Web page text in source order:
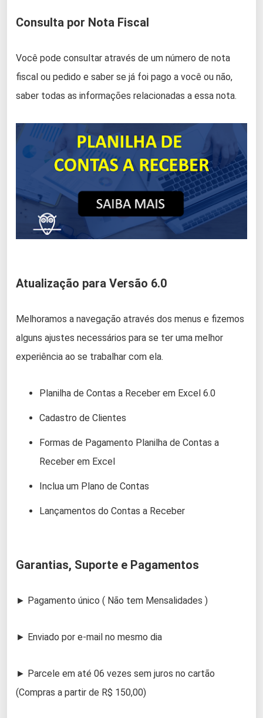
Consulta por Nota Fiscal
Você pode consultar através de um número de nota
fiscal ou pedido e saber se já foi pago a você ou não,
saber todas as informações relacionadas a essa nota.
Atualização para Versão 6.0
Melhoramos a navegação através dos menus e fizemos
alguns ajustes necessários para se ter uma melhor
experiência ao se trabalhar com ela.
Planilha de Contas a Receber em Excel 6.0
Cadastro de Clientes
Formas de Pagamento Planilha de Contas a
Receber em Excel
Inclua um Plano de Contas
Lançamentos do Contas a Receber
Garantias, Suporte e Pagamentos
► Pagamento único ( Não tem Mensalidades )
► Enviado por e-mail no mesmo dia
► Parcele em até 06 vezes sem juros no cartão
(Compras a partir de R$ 150,00)